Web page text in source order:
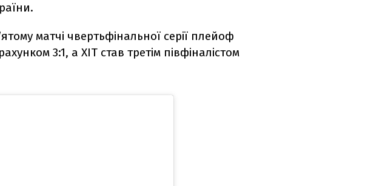
матчі чвертьфінальної серії плейоф
3:1, а ХІТ став третім півфіналістом